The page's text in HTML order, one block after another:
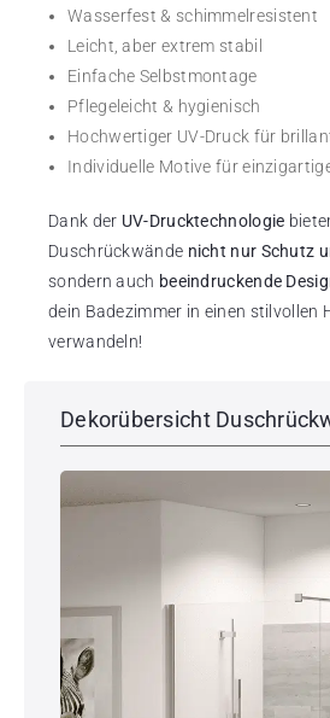
Wasserfest & schimmelresistent
Leicht, aber extrem stabil
Einfache Selbstmontage
Pflegeleicht & hygienisch
Hochwertiger UV-Druck für
Individuelle Motive für
Dank der UV-Drucktechnologie
Duschrückwände nicht nur Schutz
sondern auch beeindruckende
dein Badezimmer in einen stilvollen
verwandeln!
Dekorübersicht